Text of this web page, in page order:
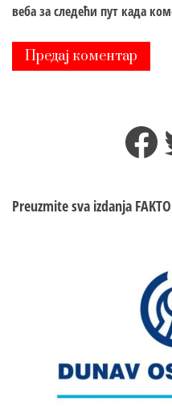
веба за следећи пут када
Preuzmite sva izdanja